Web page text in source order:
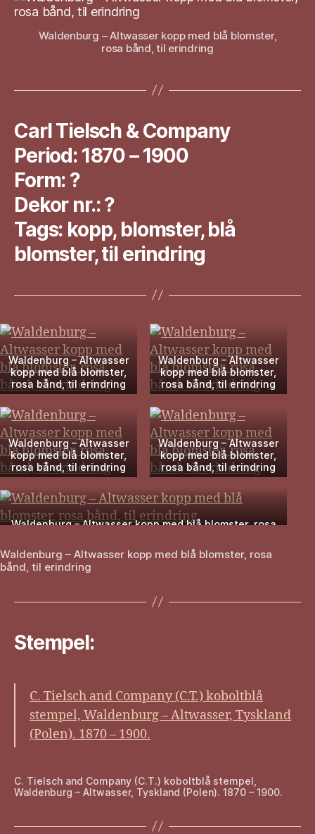
Waldenburg – Altwasser kopp med blå blomster,
rosa bånd, til erindring
Carl Tielsch & Company
Period: 1870 – 1900
Form: ?
Dekor nr.: ?
Tags: kopp, blomster, blå
blomster, til erindring
Waldenburg – Altwasser
kopp med blå blomster,
rosa bånd, til erindring
Waldenburg – Altwasser
kopp med blå blomster,
rosa bånd, til erindring
Waldenburg – Altwasser
kopp med blå blomster,
rosa bånd, til erindring
Waldenburg – Altwasser
kopp med blå blomster,
rosa bånd, til erindring
Waldenburg – Altwasser kopp med blå blomster, rosa
Waldenburg – Altwasser kopp med blå blomster, rosa
bånd, til erindring
Stempel:
C. Tielsch and Company (C.T.) koboltblå
stempel, Waldenburg – Altwasser, Tyskland
(Polen). 1870 – 1900.
C. Tielsch and Company (C.T.) koboltblå stempel,
Waldenburg – Altwasser, Tyskland (Polen). 1870 – 1900.